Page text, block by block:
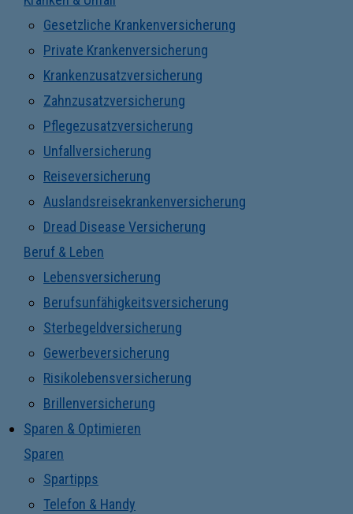
Gesetzliche Krankenversicherung
Private Krankenversicherung
Krankenzusatzversicherung
Zahnzusatzversicherung
Pflegezusatzversicherung
Unfallversicherung
Reiseversicherung
Auslandsreisekrankenversicherung
Dread Disease Versicherung
Beruf & Leben
Lebensversicherung
Berufsunfähigkeitsversicherung
Sterbegeldversicherung
Gewerbeversicherung
Risikolebensversicherung
Brillenversicherung
Sparen & Optimieren
Sparen
Spartipps
Telefon & Handy